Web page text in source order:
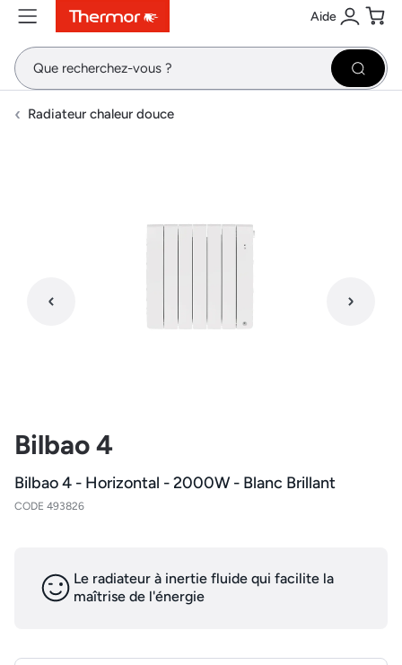
ContenuMenuRecherche Aide
Se
Radiateur chaleur douce
Bilbao 4
Bilbao 4 - Horizontal - 2000W - Blanc Brillant
CODE 493826
Le radiateur à inertie fluide qui facilite la
maîtrise de l'énergie